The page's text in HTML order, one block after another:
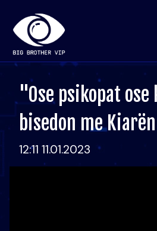
"Ose psikopat
bisedon me Kiarën
12:11 11.01.2023